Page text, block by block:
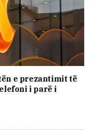
e prezantimit të
i parë i